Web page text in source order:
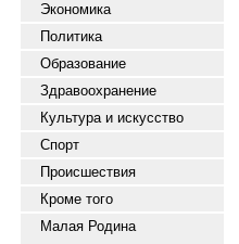
Экономика
Политика
Образование
Здравоохранение
Культура и искусство
Спорт
Происшествия
Кроме того
Малая Родина